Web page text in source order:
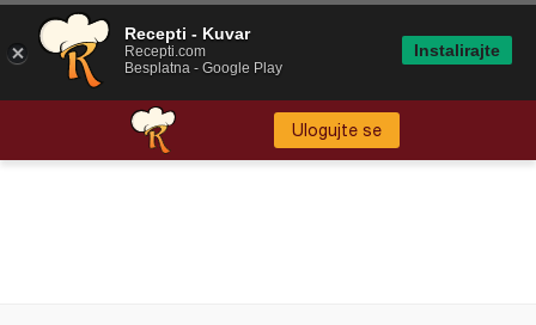
Ulogujte se
Recepti - Kuvar
Recepti.com
Besplatna - Google Play
Instalirajte